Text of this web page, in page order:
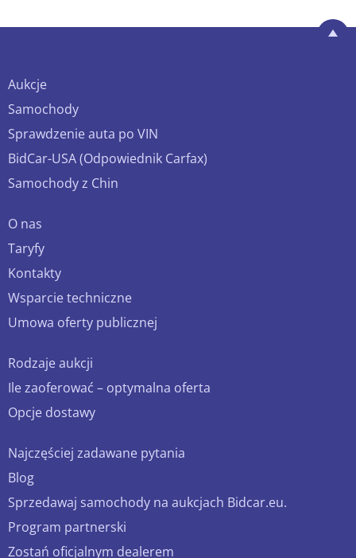
Aukcje
Samochody
Sprawdzenie auta po VIN
BidCar-USA (Odpowiednik Carfax)
Samochody z Chin
O nas
Taryfy
Kontakty
Wsparcie techniczne
Umowa oferty publicznej
Rodzaje aukcji
Ile zaoferować – optymalna oferta
Opcje dostawy
Najczęściej zadawane pytania
Blog
Sprzedawaj samochody na aukcjach Bidcar.eu.
Program partnerski
Zostań oficjalnym dealerem